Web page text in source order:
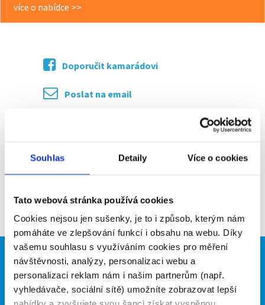
Souhlas Detaily Více o cookies
Tato webová stránka používá cookies
Cookies nejsou jen sušenky, je to i způsob, kterým nám
pomáháte ve zlepšování funkcí i obsahu na webu. Díky
vašemu souhlasu s využíváním cookies pro měření
návštěvnosti, analýzy, personalizaci webu a
personalizaci reklam nám i našim partnerům (např.
vyhledávače, sociální sítě) umožníte zobrazovat lepší
více o nabídce >>
Doporučit kamarádovi
Poslat na email
Zpět
Brigádníci
Články
Hledané brigády
Firmy
Vložit inzerát
Ceník